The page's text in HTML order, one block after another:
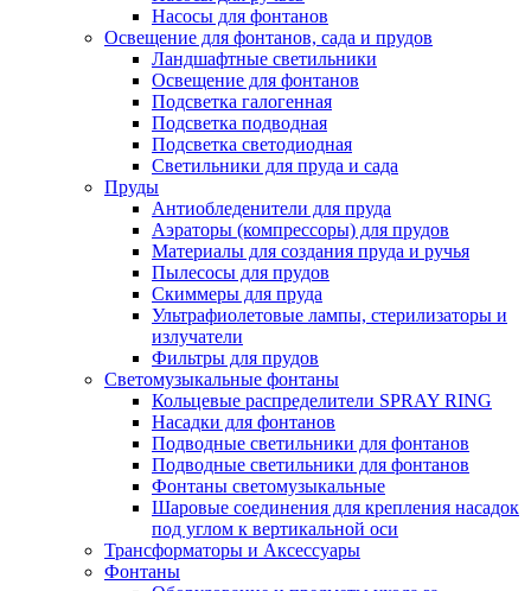
Насосы для фонтанов
Освещение для фонтанов, сада и прудов
Ландшафтные светильники
Освещение для фонтанов
Подсветка галогенная
Подсветка подводная
Подсветка светодиодная
Светильники для пруда и сада
Пруды
Антиобледенители для пруда
Аэраторы (компрессоры) для прудов
Материалы для создания пруда и ручья
Пылесосы для прудов
Скиммеры для пруда
Ультрафиолетовые лампы, стерилизаторы и
излучатели
Фильтры для прудов
Светомузыкальные фонтаны
Кольцевые распределители SPRAY RING
Насадки для фонтанов
Подводные светильники для фонтанов
Подводные светильники для фонтанов
Фонтаны светомузыкальные
Шаровые соединения для крепления насадок
под углом к вертикальной оси
Трансформаторы и Аксессуары
Фонтаны